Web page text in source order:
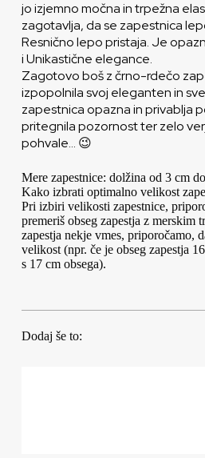
jo izjemno močna in trpežna
zagotavlja, da se zapestnica
Resnično lepo pristaja. Je
i Unikastične elegance.
Zagotovo boš z črno-rdečo
izpopolnila svoj eleganten in
zapestnica opazna in privablja
pritegnila pozornost ter zelo
pohvale… 😉
Mere zapestnice: dolžina od 3 cm
Kako izbrati optimalno velikost
Pri izbiri velikosti zapestnice,
premeriš obseg zapestja z merskim
zapestja nekje vmes, priporočamo,
velikost (npr. če je obseg zapestja
s 17 cm obsega).
Dodaj še to: